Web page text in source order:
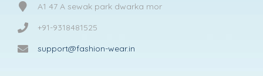
A1 47 A sewak park dwarka mor
+91-9318481525
support@fashion-wear.in